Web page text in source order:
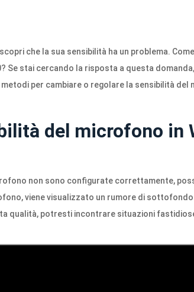
che la sua sensibilità ha un problema.
Se stai cercando la risposta a questa
per cambiare o regolare la sensibilità del
del microfono in
non sono configurate correttamente,
viene visualizzato un rumore di
qualità, potresti incontrare situazioni